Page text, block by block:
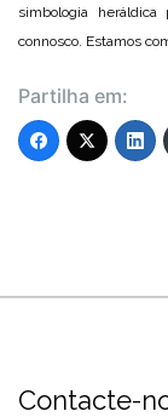
simbologia
connosco. Estamos
Partilha em:
Contacte-